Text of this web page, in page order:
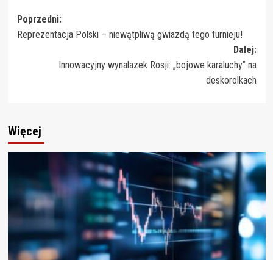
Zobacz
wpisy
Poprzedni:
Reprezentacja Polski – niewątpliwą gwiazdą tego turnieju!
Dalej:
Innowacyjny wynalazek Rosji: „bojowe karaluchy” na
deskorolkach
Więcej